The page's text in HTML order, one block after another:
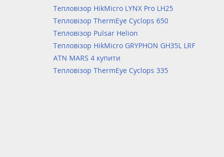
Тепловізор HikMicro LYNX Pro LH25
Тепловізор ThermEye Cyclops 650
Тепловізор Pulsar Helion
Тепловізор HikMicro GRYPHON GH35L LRF
ATN MARS 4 купити
Тепловізор ThermEye Cyclops 335